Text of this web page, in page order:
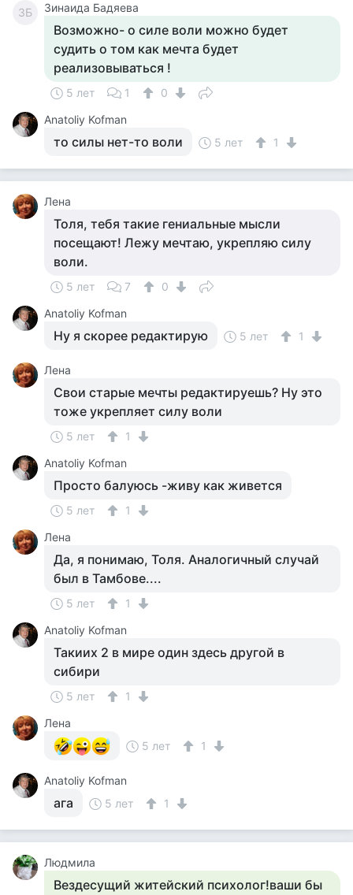
ЗБ Зинаида Бадяева
Возможно- о силе воли можно будет
судить о том как мечта будет
реализовываться !
5 лет 1
0
Anatoliy Kofman
то силы нет-то воли 5 лет 1
Лена
Толя, тебя такие гениальные мысли
посещают! Лежу мечтаю, укрепляю силу
воли.
5 лет 7
0
Anatoliy Kofman
Ну я скорее редактирую 5 лет 1
Лена
Свои старые мечты редактируешь? Ну это
тоже укрепляет силу воли
5 лет
1
Anatoliy Kofman
Просто балуюсь -живу как живется
5 лет
1
Лена
Да, я понимаю, Толя. Аналогичный случай
был в Тамбове....
5 лет
1
Anatoliy Kofman
Такиих 2 в мире один здесь другой в
сибири
5 лет
1
Лена
5 лет
1
Anatoliy Kofman
ага 5 лет 1
Людмила
Вездесущий житейский психолог!ваши бы